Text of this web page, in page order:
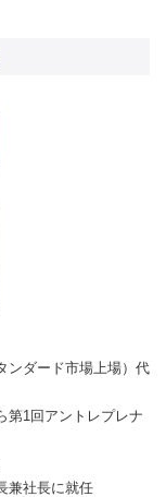
ンダード市場上場） 代
第1回アントレプレナ
兼社長に就任